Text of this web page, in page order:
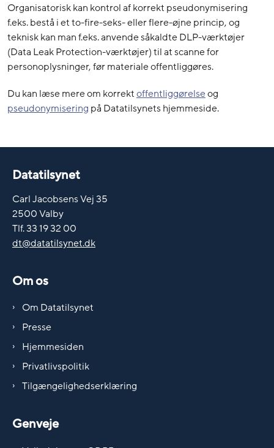
Organisatorisk kan kontrol af korrekt pseudonymisering
f.eks. bestå i et to-fire-seks- eller flere-øjne princip, og
teknisk kan man f.eks. anvende såkaldte DLP-værktøjer
(Data Leak Protection-værktøjer) til at scanne for
personoplysninger, før materiale offentliggøres.
Du kan læse mere om korrektoffentliggørelseog
pseudonymisering på Datatilsynets hjemmeside.
Datatilsynet
Carl Jacobsens Vej 35
2500 Valby
Tlf. 33 19 32 00
dt@datatilsynet.dk
Om os
Om Datatilsynet
Presse
Hjemmesiden
Privatlivspolitik
Tilgængelighedserklæring
Genveje